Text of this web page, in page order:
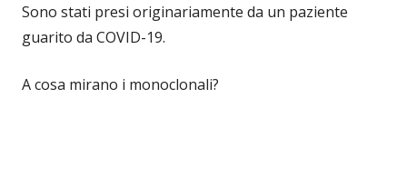
Sono stati presi originariamente da un paziente
guarito da COVID-19.
A cosa mirano i monoclonali?